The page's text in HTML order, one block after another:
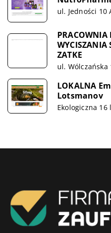
ul. Jedności 10
PRACOWNIA
WYCISZANIA
ZATKE
ul. Wólczańska
LOKALNA
Lotsmanov
Ekologiczna 16